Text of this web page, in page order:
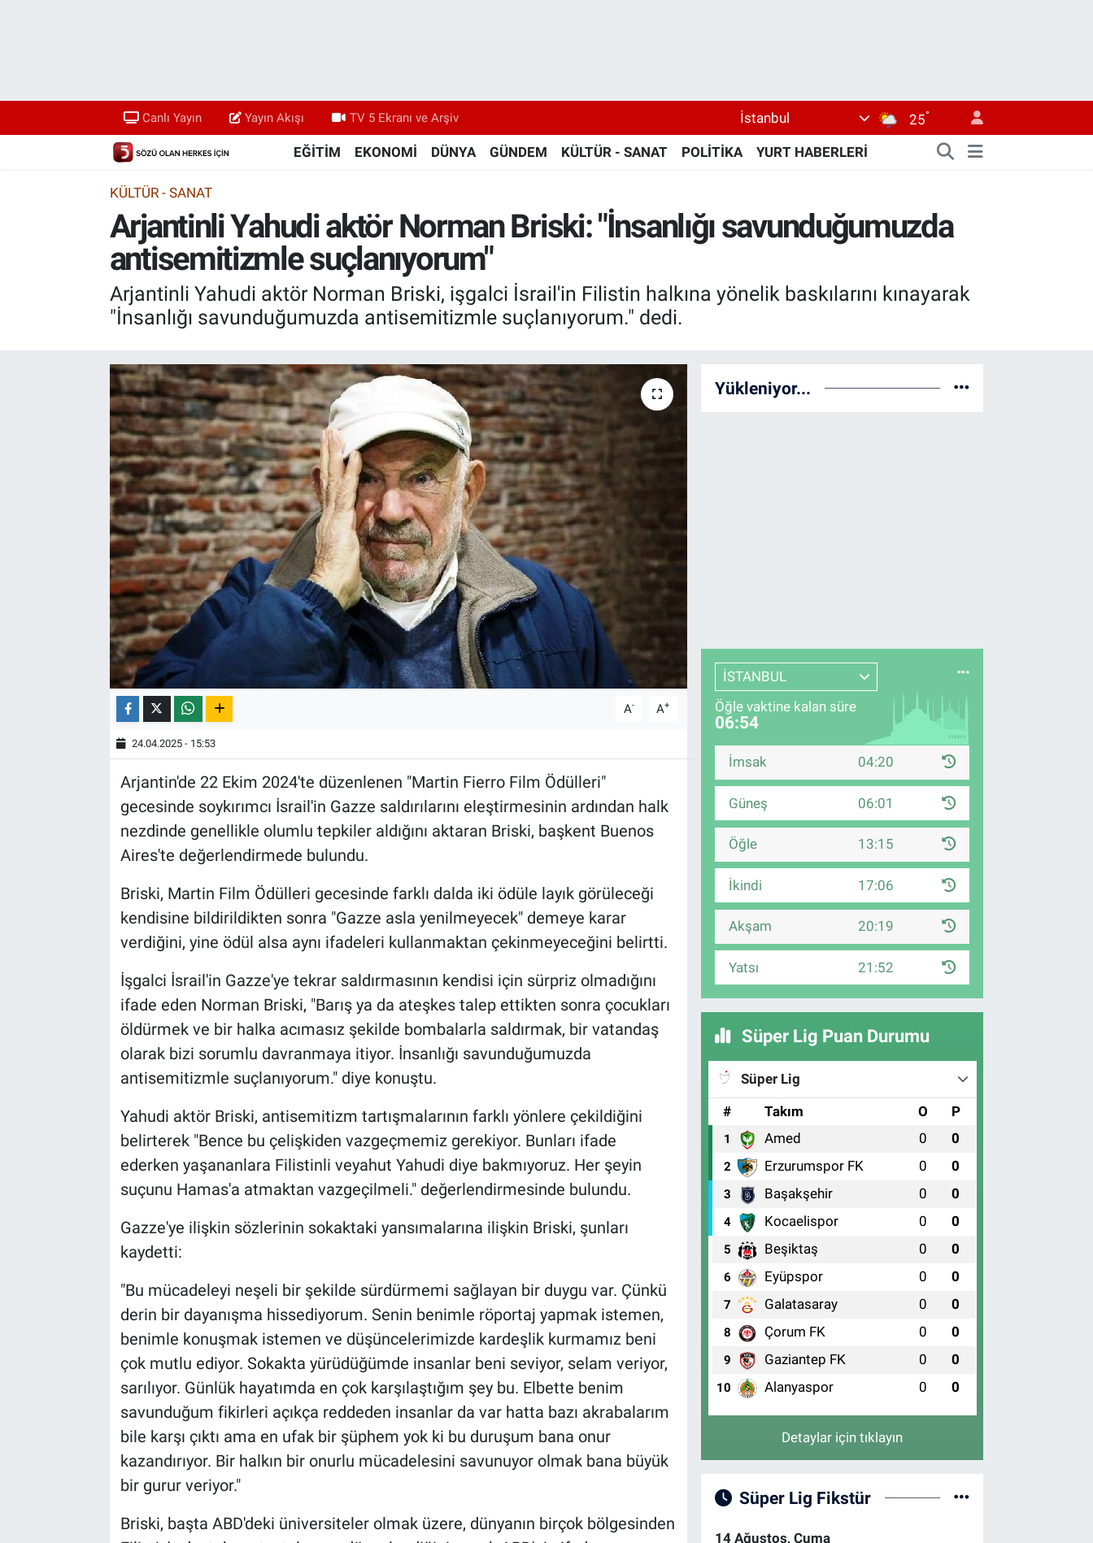
Canlı Yayın Yayın Akışı TV 5 Ekranı ve Arşiv İstanbul 25°
EĞİTİM EKONOMİ DÜNYA GÜNDEM KÜLTÜR - SANAT POLİTİKA YURT HABERLERİ
KÜLTÜR - SANAT
Arjantinli Yahudi aktör Norman Briski: "İnsanlığı savunduğumuzda
antisemitizmle suçlanıyorum"
Arjantinli Yahudi aktör Norman Briski, işgalci İsrail'in Filistin halkına yönelik baskılarını kınayarak
"İnsanlığı savunduğumuzda antisemitizmle suçlanıyorum." dedi.
A- A+
24.04.2025 - 15:53
Arjantin'de 22 Ekim 2024'te düzenlenen "Martin Fierro Film Ödülleri"
gecesinde soykırımcı İsrail'in Gazze saldırılarını eleştirmesinin ardından halk
nezdinde genellikle olumlu tepkiler aldığını aktaran Briski, başkent Buenos
Aires'te değerlendirmede bulundu.
Briski, Martin Film Ödülleri gecesinde farklı dalda iki ödüle layık görüleceği
kendisine bildirildikten sonra "Gazze asla yenilmeyecek" demeye karar
verdiğini, yine ödül alsa aynı ifadeleri kullanmaktan çekinmeyeceğini belirtti.
İşgalci İsrail'in Gazze'ye tekrar saldırmasının kendisi için sürpriz olmadığını
ifade eden Norman Briski, "Barış ya da ateşkes talep ettikten sonra çocukları
öldürmek ve bir halka acımasız şekilde bombalarla saldırmak, bir vatandaş
olarak bizi sorumlu davranmaya itiyor. İnsanlığı savunduğumuzda
antisemitizmle suçlanıyorum." diye konuştu.
Yahudi aktör Briski, antisemitizm tartışmalarının farklı yönlere çekildiğini
belirterek "Bence bu çelişkiden vazgeçmemiz gerekiyor. Bunları ifade
ederken yaşananlara Filistinli veyahut Yahudi diye bakmıyoruz. Her şeyin
suçunu Hamas'a atmaktan vazgeçilmeli." değerlendirmesinde bulundu.
Gazze'ye ilişkin sözlerinin sokaktaki yansımalarına ilişkin Briski, şunları
kaydetti:
"Bu mücadeleyi neşeli bir şekilde sürdürmemi sağlayan bir duygu var. Çünkü
derin bir dayanışma hissediyorum. Senin benimle röportaj yapmak istemen,
benimle konuşmak istemen ve düşüncelerimizde kardeşlik kurmamız beni
çok mutlu ediyor. Sokakta yürüdüğümde insanlar beni seviyor, selam veriyor,
sarılıyor. Günlük hayatımda en çok karşılaştığım şey bu. Elbette benim
savunduğum fikirleri açıkça reddeden insanlar da var hatta bazı akrabalarım
bile karşı çıktı ama en ufak bir şüphem yok ki bu duruşum bana onur
kazandırıyor. Bir halkın bir onurlu mücadelesini savunuyor olmak bana büyük
bir gurur veriyor."
Briski, başta ABD'deki üniversiteler olmak üzere, dünyanın birçok bölgesinden
Yükleniyor...
İSTANBUL
Öğle vaktine kalan süre
06:53
İmsak 04:20
Güneş 06:01
Öğle 13:15
İkindi 17:06
Akşam 20:19
Yatsı 21:52
Süper Lig Puan Durumu
Süper Lig
#
Takım O P
1 Amed 0 0
2 Erzurumspor FK 0 0
3 Başakşehir 0 0
4 Kocaelispor 0 0
5 Beşiktaş 0 0
6 Eyüpspor 0 0
7 Galatasaray 0 0
8 Çorum FK 0 0
9 Gaziantep FK 0 0
10 Alanyaspor 0 0
Detaylar için tıklayın
Süper Lig Fikstür
14 Ağustos, Cuma
Yayın Akışı
TV 5 Ekranı ve Arşiv